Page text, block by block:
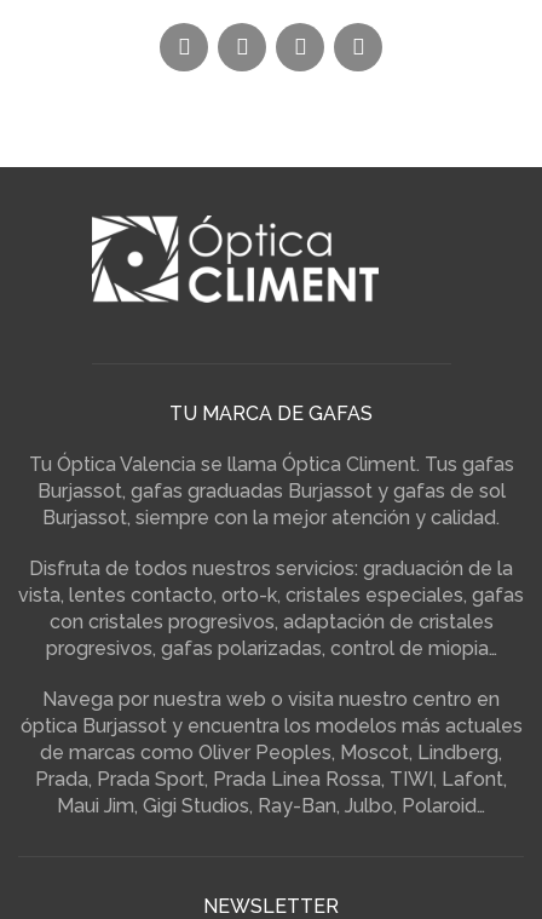
TU MARCA DE GAFAS
Tu Óptica Valencia se llama Óptica Climent. Tus gafas
Burjassot, gafas graduadas Burjassot y gafas de sol
Burjassot, siempre con la mejor atención y calidad.
Disfruta de todos nuestros servicios: graduación de la
vista, lentes contacto, orto-k, cristales especiales, gafas
con cristales progresivos, adaptación de cristales
progresivos, gafas polarizadas, control de miopia…
Navega por nuestra web o visita nuestro centro en
óptica Burjassot y encuentra los modelos más actuales
de marcas como Oliver Peoples, Moscot, Lindberg,
Prada, Prada Sport, Prada Linea Rossa, TIWI, Lafont,
Maui Jim, Gigi Studios, Ray-Ban, Julbo, Polaroid…
NEWSLETTER